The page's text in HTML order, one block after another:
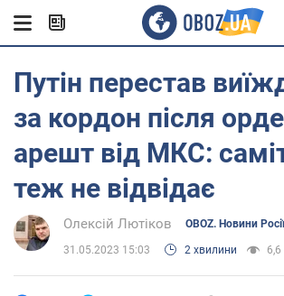
Путін перестав
за кордон після
арешт від МКС:
теж не відвідає
Олексій Лютіков OBOZ. Новини Росії
31.05.2023 15:03 2 хвилини 6,6